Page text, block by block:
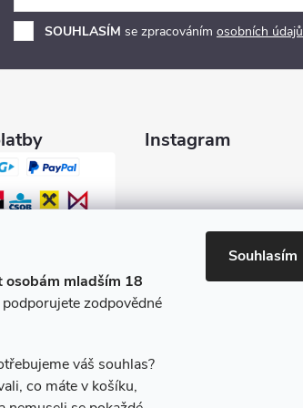
mladším 18
zodpovědné
váš souhlas?
co máte v košíku,
Souhlasím
SOUHLASÍM se zpracováním osobních údajů
Instagram